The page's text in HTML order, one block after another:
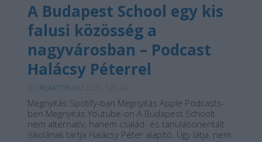
A Budapest School egy kis
falusi közösség a
nagyvárosban – Podcast
Halácsy Péterrel
REAKTOR.HU
Megnyitás Spotify-ban Megnyitás Apple Podcasts-
ben Megnyitás Youtube-on A Budapest Schoolt
nem alternatív, hanem család- és tanulásorientált
iskolának tartja Halácsy Péter alapító. Úgy látja, nem